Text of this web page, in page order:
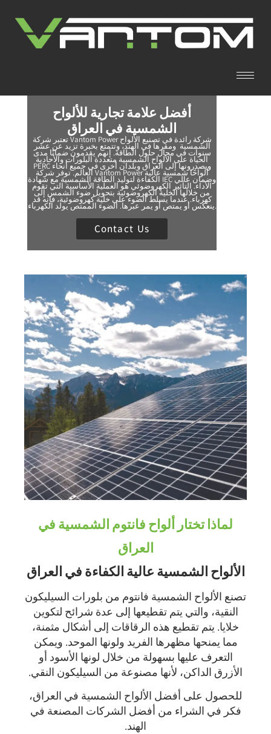
أفضل علامة تجارية للألواح
الشمسية في العراق
تعتبر شركة Vantom Power شركة رائدة في تصنيع الألواح
الشمسية ومقرها في الهند، وتتمتع بخبرة تزيد عن عشر
سنوات في مجال حلول الطاقة. إنهم يقدمون ضمانًا مدى
الحياة على الألواح الشمسية متعددة البلورات والأحادية
PERC ويصدرونها إلى العراق وبلدان أخرى في جميع أنحاء
العالم. توفر شركة Vantom Power ألواحًا شمسية عالية
الكفاءة لتوليد الطاقة الشمسية مع شهادة IEC وضمان عالي
الأداء. التأثير الكهروضوئي هو العملية الأساسية التي تقوم
من خلالها الخلية الكهروضوئية بتحويل ضوء الشمس إلى
كهرباء. عندما يسلط الضوء على خلية كهروضوئية، فإنه قد
ينعكس أو يمتص أو يمر عبرها. الضوء الممتص يولد الكهرباء.
Contact Us
لماذا تختار ألواح فانتوم الشمسية في
العراق
الألواح الشمسية عالية الكفاءة في العراق
تصنع الألواح الشمسية فانتوم من بلورات السيليكون
النقية، والتي يتم تقطيعها إلى عدة شرائح لتكوين
خلايا. يتم تقطيع هذه الرقاقات إلى أشكال مثمنة،
مما يمنحها مظهرها الفريد ولونها الموحد. ويمكن
التعرف عليها بسهولة من خلال لونها الأسود أو
الأزرق الداكن، لأنها مصنوعة من السيليكون النقي.
للحصول على أفضل الألواح الشمسية في العراق،
فكر في الشراء من أفضل الشركات المصنعة في
الهند.